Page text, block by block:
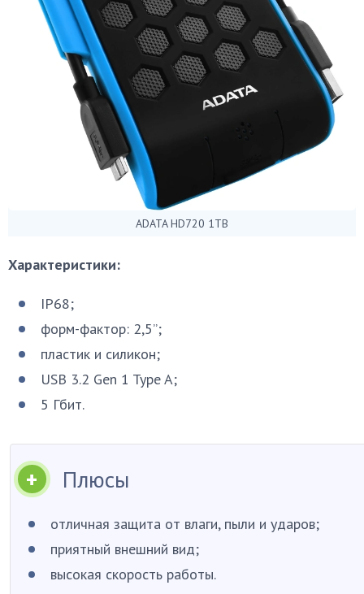
ADATA HD720 1TB
Характеристики:
IP68;
форм-фактор: 2,5”;
пластик и силикон;
USB 3.2 Gen 1 Type A;
5 Гбит.
Плюсы
отличная защита от влаги, пыли и ударов;
приятный внешний вид;
высокая скорость работы.